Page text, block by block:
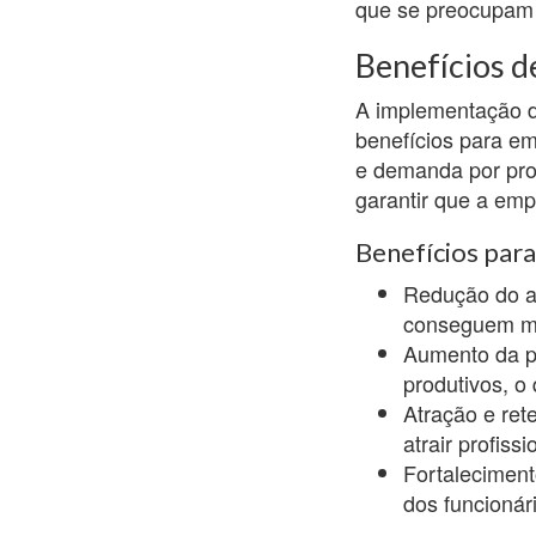
que se
Benefícios
A implementação
benefícios para
e demanda por
garantir que a
Benefícios
Redução do
conseguem
Aumento da
produtivos, o
Atração e
atrair
dos